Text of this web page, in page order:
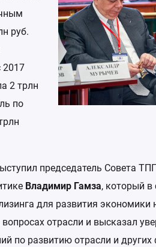
руб.
2017
2 трлн
по
председатель Совета
Владимир Гамза, который в
для развития экономики
отрасли и высказал
по развитию отрасли и